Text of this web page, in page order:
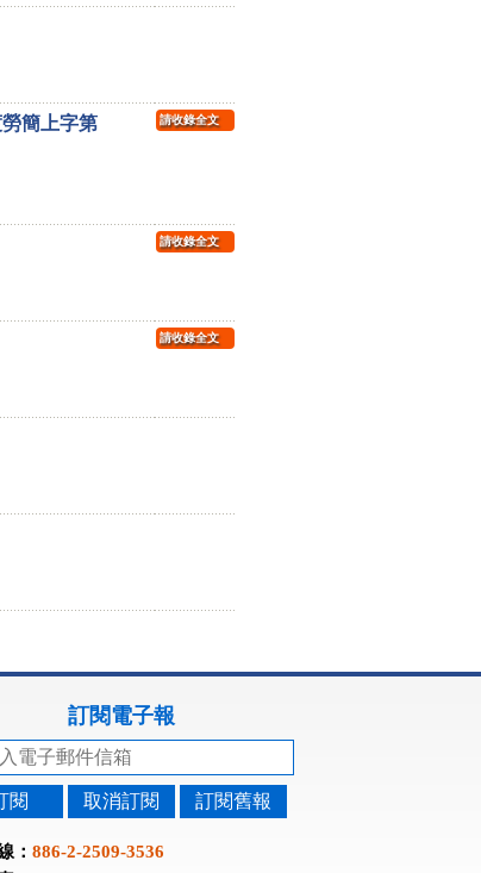
簡上字第
請收錄全文
請收錄全文
請收錄全文
訂閱電子報
閱 取消訂閱 訂閱舊報
： 886-2-2509-3536